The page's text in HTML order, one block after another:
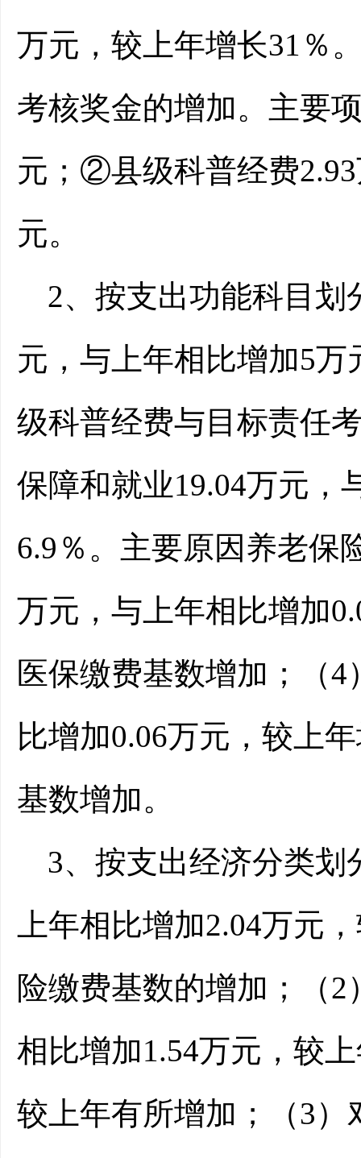
万元，较上年增长31％
考核奖金的增加。主要
元；②县级科普经费
元。
2、按支出功能科目划
元，与上年相比增加5
级科普经费与目标责任
保障和就业19.04万元，
6.9％。主要原因养老保
万元，与上年相比增加
医保缴费基数增加；（
比增加0.06万元，较上
基数增加。
3、按支出经济分类划
上年相比增加2.04万元
险缴费基数的增加；（2
相比增加1.54万元，较
较上年有所增加；（3）